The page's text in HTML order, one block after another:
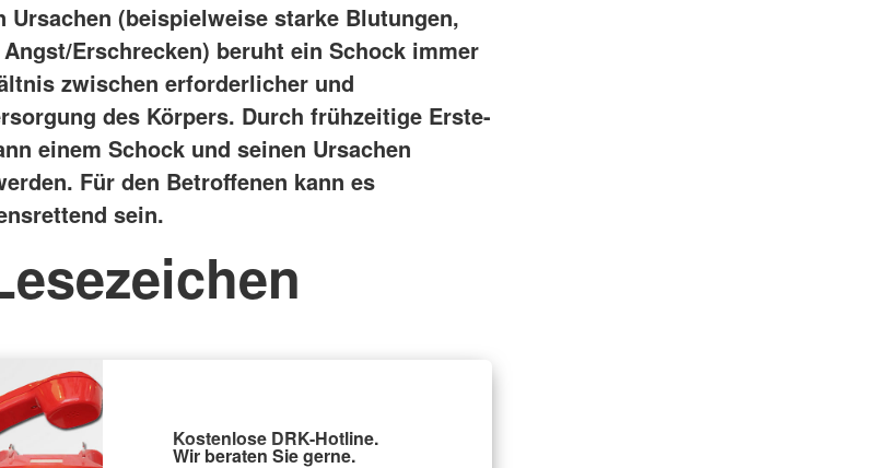
Ursachen (beispielweise starke Blutungen,
Erschrecken) beruht ein Schock immer
zwischen erforderlicher und
des Körpers. Durch frühzeitige Erste-
einem Schock und seinen Ursachen
Für den Betroffenen kann es
sein.
Kostenlose DRK-Hotline.
Wir beraten Sie gerne.